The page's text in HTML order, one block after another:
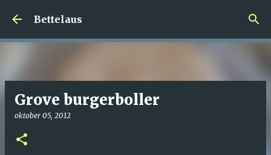
Gå videre til hovedindholdet
Bettelaus
Grove burgerboller
oktober 05, 2012